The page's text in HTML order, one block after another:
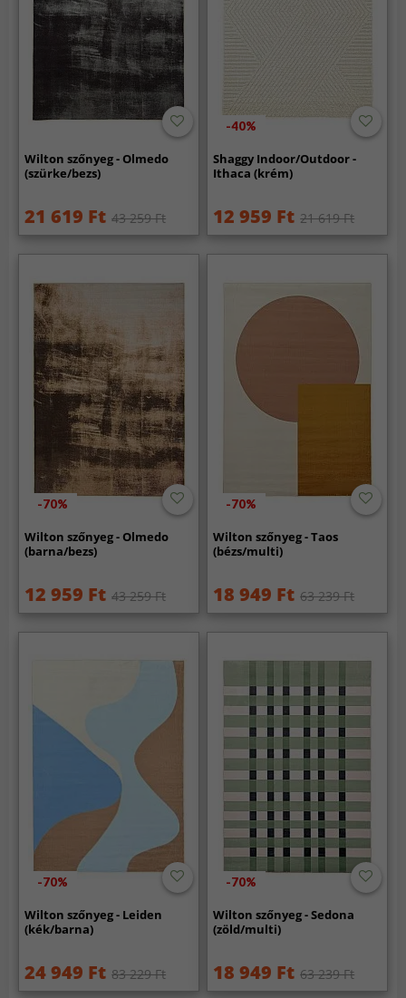
Wilton szőnyeg - Olmedo
(szürke/bezs)
21 619 Ft 43 259 Ft
-40%
Shaggy Indoor/Outdoor -
Ithaca (krém)
12 959 Ft 21 619 Ft
-70%
Wilton szőnyeg - Olmedo
(barna/bezs)
12 959 Ft 43 259 Ft
-70%
Wilton szőnyeg - Taos
(bézs/multi)
18 949 Ft 63 239 Ft
-70%
Wilton szőnyeg - Leiden
(kék/barna)
24 949 Ft 83 229 Ft
-70%
Wilton szőnyeg - Sedona
(zöld/multi)
18 949 Ft 63 239 Ft